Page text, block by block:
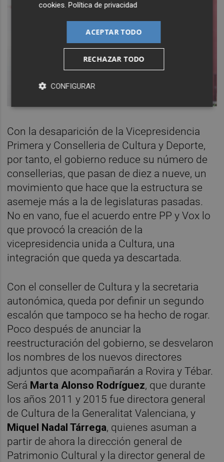
Con la desaparición de la Vicepresidencia
Primera y Conselleria de Cultura y Deporte,
por tanto, el gobierno reduce su número de
consellerias, que pasan de diez a nueve, un
movimiento que hace que la estructura se
asemeje más a la de legislaturas pasadas.
No en vano, fue el acuerdo entre PP y Vox lo
que provocó la creación de la
vicepresidencia unida a Cultura, una
integración que queda ya descartada.
Con el conseller de Cultura y la secretaria
autonómica, queda por definir un segundo
escalón que tampoco se ha hecho de rogar.
Poco después de anunciar la
reestructuración del gobierno, se desvelaron
los nombres de los nuevos directores
adjuntos que acompañarán a Rovira y Tébar.
Será Marta Alonso Rodríguez, que durante
los años 2011 y 2015 fue directora general
de Cultura de la Generalitat Valenciana, y
Miquel Nadal Tárrega, quienes asuman a
partir de ahora la dirección general de
Patrimonio Cultural y la director general de
cookies.Política de privacidad
ACEPTAR TODO
RECHAZAR TODO
CONFIGURAR